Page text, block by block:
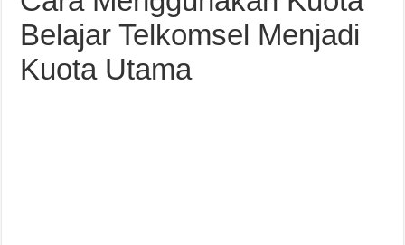
Belajar Telkomsel Menjadi
Kuota Utama